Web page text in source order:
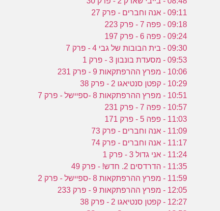
09:11 - אנה וחברים - פרק 27
09:18 - פפה 7 - פרק 223
09:24 - פפה 6 - פרק 197
09:30 - בית הבובות של גבי 4 - פרק 7
09:53 - מסעדת בונבון 3 - פרק 1
10:06 - מפרץ ההרפתקאות 9 - פרק 231
10:29 - קפטן סנטיאגו 2 - פרק 38
10:51 - מפרץ ההרפתקאות 8 -ספיישל - פרק 7
10:57 - פפה 7 - פרק 231
11:03 - פפה 5 - פרק 171
11:09 - אנה וחברים - פרק 73
11:17 - אנה וחברים - פרק 74
11:24 - אני גדול 3 - פרק 1
11:35 - הדרדסים 2. חדש! - פרק 49
11:59 - מפרץ ההרפתקאות 8 -ספיישל - פרק 2
12:05 - מפרץ ההרפתקאות 9 - פרק 233
12:27 - קפטן סנטיאגו 2 - פרק 38